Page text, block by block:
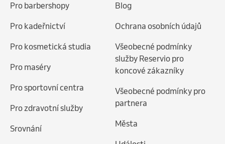
Pro barbershopy
Pro kadeřnictví
Pro kosmetická studia
Pro maséry
Pro sportovní centra
Pro zdravotní služby
Srovnání
Blog
Ochrana osobních údajů
Všeobecné podmínky
služby Reservio pro
koncové zákazníky
Všeobecné podmínky pro
partnera
Města